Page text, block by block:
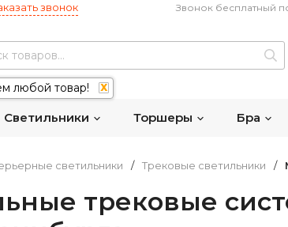
звонок Звонок бесплатный
любой товар! X
Светильники Торшеры Бра
светильники / Трековые светильники /
трековые